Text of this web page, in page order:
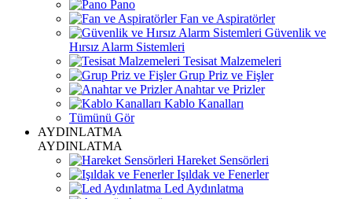
Pano
Fan ve Aspiratörler
Güvenlik ve
Hırsız Alarm Sistemleri
Tesisat Malzemeleri
Grup Priz ve Fişler
Anahtar ve Prizler
Kablo Kanalları
Tümünü Gör
AYDINLATMA
AYDINLATMA
Hareket Sensörleri
Işıldak ve Fenerler
Led Aydınlatma